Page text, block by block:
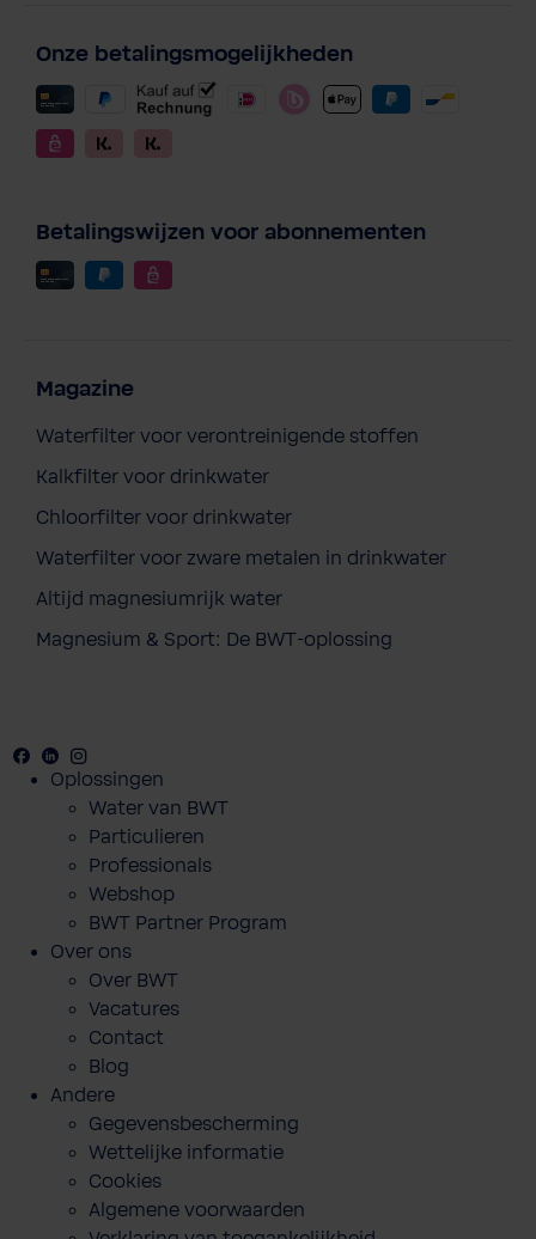
Onze betalingsmogelijkheden
Betalingswijzen voor abonnementen
Magazine
Waterfilter voor verontreinigende stoffen
Kalkfilter voor drinkwater
Chloorfilter voor drinkwater
Waterfilter voor zware metalen in drinkwater
Altijd magnesiumrijk water
Magnesium & Sport: De BWT-oplossing
Facebook
YoutubeLinkedin
Oplossingen
Water van BWT
Particulieren
Professionals
Webshop
BWT Partner Program
Over ons
Over BWT
Vacatures
Contact
Blog
Andere
Gegevensbescherming
Wettelijke informatie
Cookies
Algemene voorwaarden